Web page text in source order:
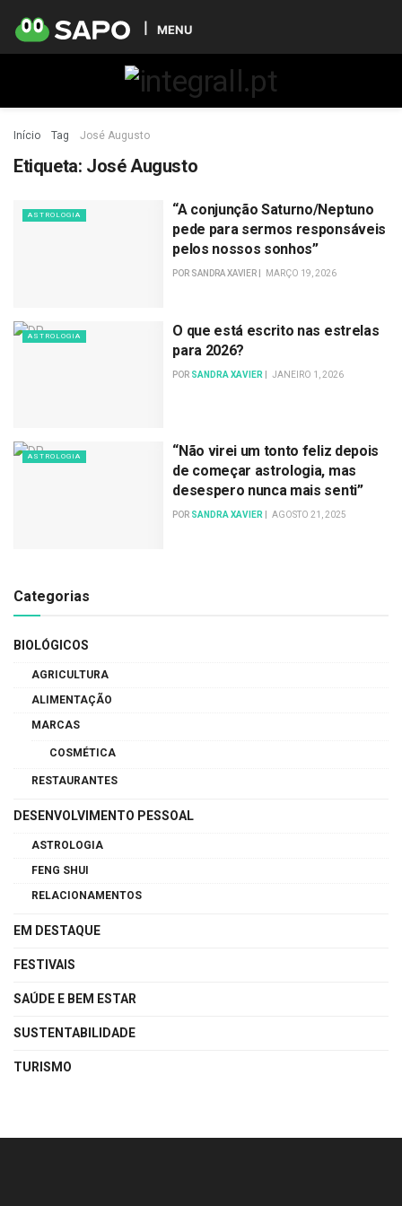
MENU
Início Tag José Augusto
Etiqueta: José Augusto
ASTROLOGIA
“A conjunção Saturno/Neptuno
pede para sermos responsáveis
pelos nossos sonhos”
POR SANDRA XAVIER MARÇO 19, 2026
ASTROLOGIA
O que está escrito nas estrelas
para 2026?
POR SANDRA XAVIER JANEIRO 1, 2026
ASTROLOGIA
“Não virei um tonto feliz depois
de começar astrologia, mas
desespero nunca mais senti”
POR SANDRA XAVIER AGOSTO 21, 2025
Categorias
BIOLÓGICOS
AGRICULTURA
ALIMENTAÇÃO
MARCAS
COSMÉTICA
RESTAURANTES
DESENVOLVIMENTO PESSOAL
ASTROLOGIA
FENG SHUI
RELACIONAMENTOS
EM DESTAQUE
FESTIVAIS
SAÚDE E BEM ESTAR
SUSTENTABILIDADE
TURISMO